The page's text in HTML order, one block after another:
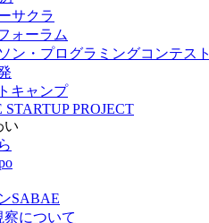
サクラ
ォーラム
ン・プログラミングコンテスト
キャンプ
STARTUP PROJECT
い
SABAE
について